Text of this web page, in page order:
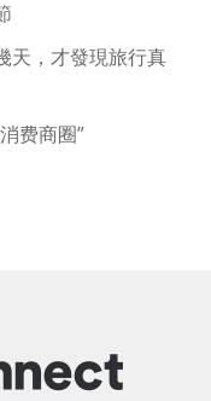
天，才發現旅行真
费商圈”